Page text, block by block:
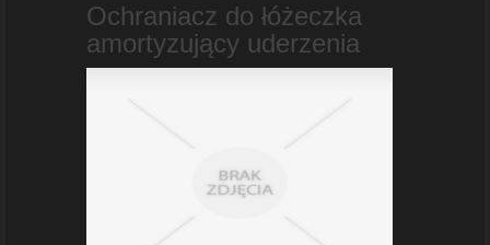
Ochraniacz do łóżeczka
amortyzujący uderzenia